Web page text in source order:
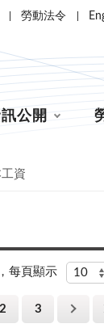
勞動法令
公開
資
每頁顯示
2 3